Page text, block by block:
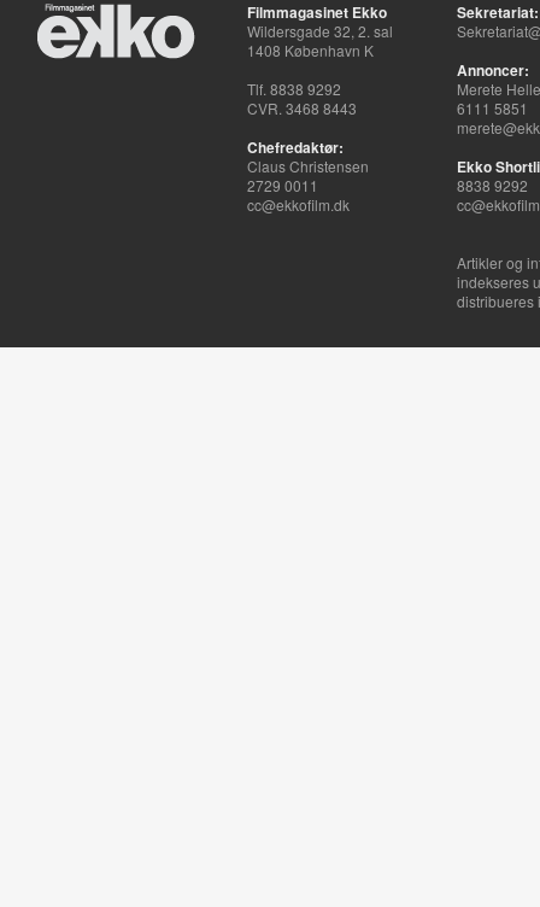
Filmmagasinet Ekko
Wildersgade 32, 2. sal
1408 København K
Tlf. 8838 9292
CVR. 3468 8443
Chefredaktør:
Claus Christensen
2729 0011
cc@ekkofilm.dk
Sekretariat:
Annoncer:
Merete
6111 5851
Ekko
8838 9292
Artikler og
indekseres
distribueres